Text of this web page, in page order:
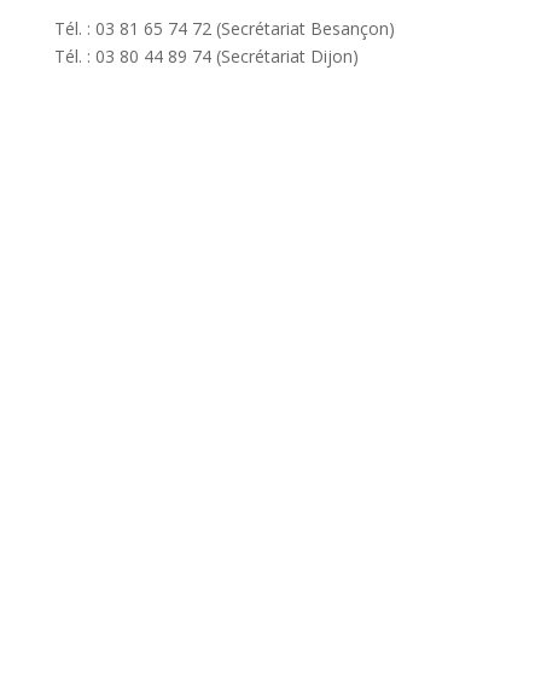
Tél. : 03 81 65 74 72 (Secrétariat Besançon)
Tél. : 03 80 44 89 74 (Secrétariat Dijon)